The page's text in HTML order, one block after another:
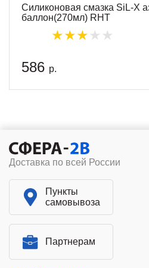
Силиконовая смазка SiL-X
баллон(270мл) RHT
586 р.
Доставка по всей России
Пункты
самовывоза
Партнерам